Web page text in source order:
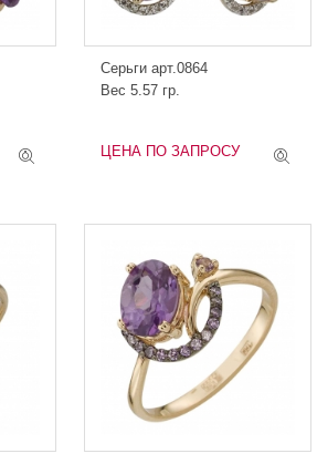
Серьги арт.0864
Вес 5.57 гр.
ЦЕНА ПО ЗАПРОСУ